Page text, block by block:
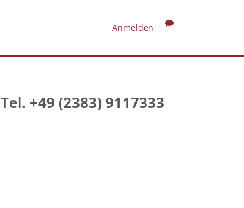
Anmelden
Tel. +49 (2383) 9117333